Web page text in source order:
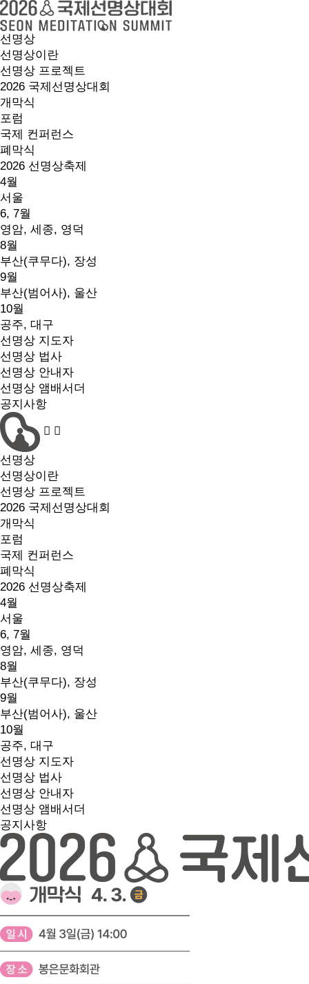
선명상
선명상이란
선명상 프로젝트
2026 국제선명상대회
개막식
포럼
국제 컨퍼런스
폐막식
2026 선명상축제
4월
서울
6, 7월
영암, 세종, 영덕
8월
부산(쿠무다), 장성
9월
부산(범어사), 울산
10월
공주, 대구
선명상 지도자
선명상 법사
선명상 안내자
선명상 앰배서더
공지사항
선명상
선명상이란
선명상 프로젝트
2026 국제선명상대회
개막식
포럼
국제 컨퍼런스
폐막식
2026 선명상축제
4월
서울
6, 7월
영암, 세종, 영덕
8월
부산(쿠무다), 장성
9월
부산(범어사), 울산
10월
공주, 대구
선명상 지도자
선명상 법사
선명상 안내자
선명상 앰배서더
공지사항